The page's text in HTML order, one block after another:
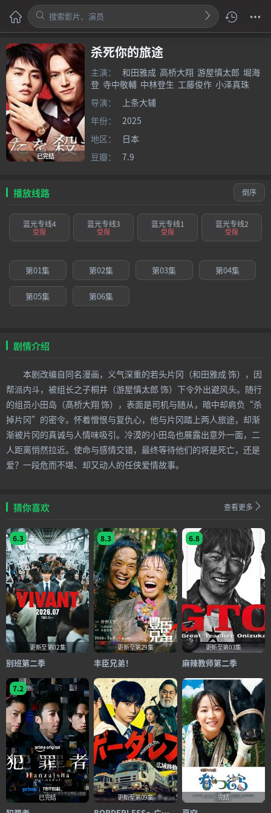
已完结
杀死你的旅途
主演： 和田雅成 高桥大翔 游屋慎太郎 堀海
登 寺中敬輔 中林登生 工藤俊作 小泽真珠
导演：
上条大辅
年份：
2025
地区：
日本
豆瓣：
7.9
播放线路 倒序
蓝光专线4
受限
蓝光专线3
受限
蓝光专线1
受限
蓝光专线2
受限
第01集 第02集 第03集 第04集
第05集 第06集
剧情介绍
本剧改编自同名漫画，义气深重的若头片冈（和田雅成 饰），因
帮派内斗，被组长之子桐井（游屋慎太郎 饰）下令外出避风头。随行
的组员小田岛（髙桥大翔 饰），表面是司机与随从，暗中却肩负“杀
掉片冈”的密令。怀着憎恨与复仇心，他与片冈踏上两人旅途，却渐
渐被片冈的真诚与人情味吸引。冷漠的小田岛也展露出意外一面，二
人距离悄然拉近。使命与感情交错，最终等待他们的将是死亡，还是
爱？一段危而不堪、却又动人的任侠爱情故事。
猜你喜欢 查看更多
6.3
更新至第02集
别班第二季
8.3
更新至第29集
丰臣兄弟！
6.8
更新至第03集
麻辣教师第二季
7.2
已完结 更新至第09集 完结